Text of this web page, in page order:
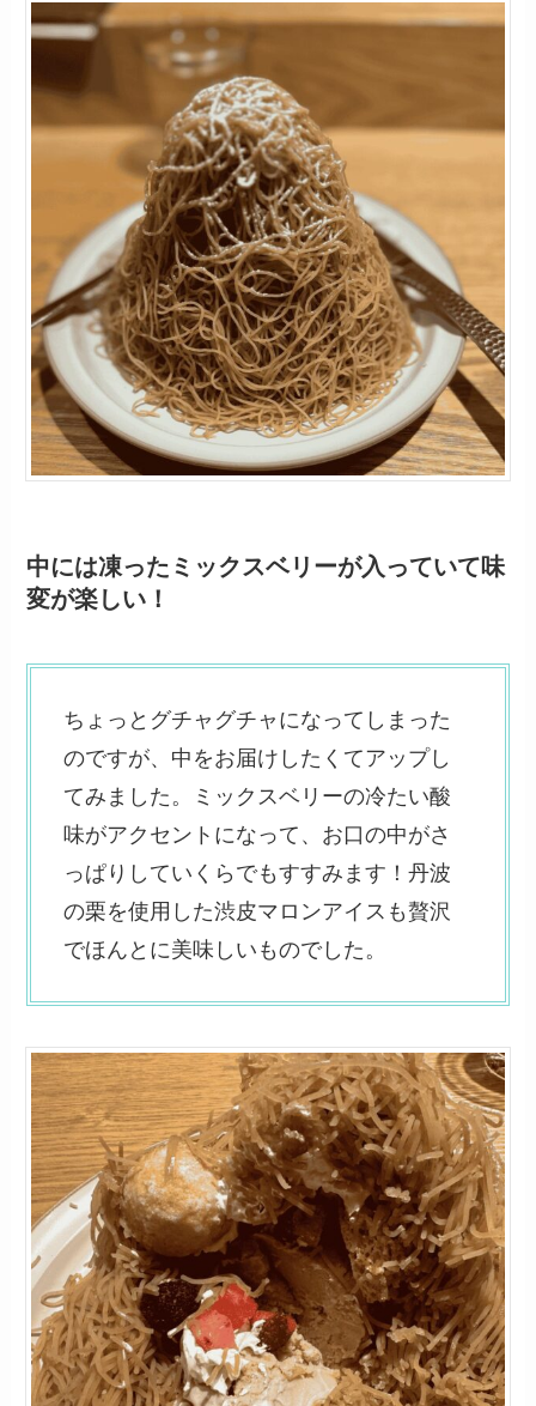
中には凍ったミックスベリーが入っていて味
変が楽しい！
ちょっとグチャグチャになってしまった
のですが、中をお届けしたくてアップし
てみました。ミックスベリーの冷たい酸
味がアクセントになって、お口の中がさ
っぱりしていくらでもすすみます！丹波
の栗を使用した渋皮マロンアイスも贅沢
でほんとに美味しいものでした。